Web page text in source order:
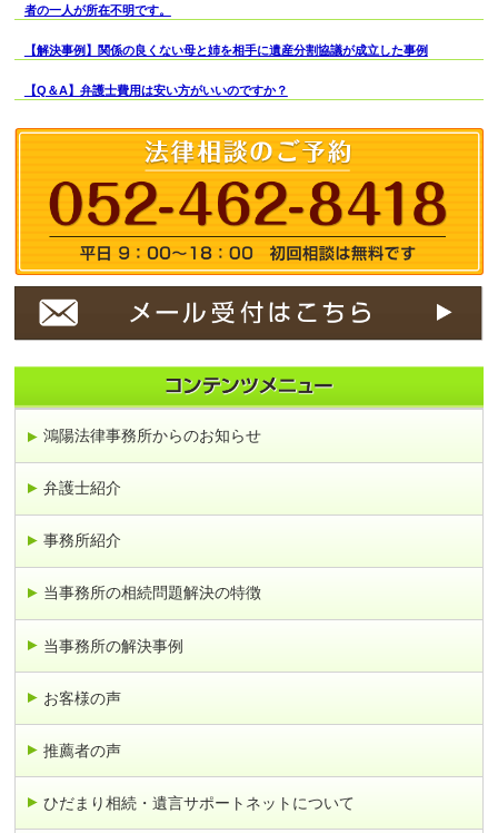
者の一人が所在不明です。
【解決事例】関係の良くない母と姉を相手に遺産分割協議が成立した事例
【Q＆A】弁護士費用は安い方がいいのですか？
鴻陽法律事務所からのお知らせ
弁護士紹介
事務所紹介
当事務所の相続問題解決の特徴
当事務所の解決事例
お客様の声
推薦者の声
ひだまり相続・遺言サポートネットについて